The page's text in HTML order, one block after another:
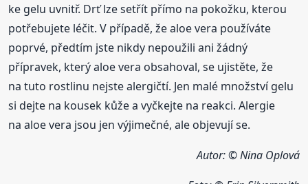
ke gelu uvnitř. Drť lze setřít přímo na pokožku, kterou
potřebujete léčit. V případě, že aloe vera používáte
poprvé, předtím jste nikdy nepoužili ani žádný
přípravek, který aloe vera obsahoval, se ujistěte, že
na tuto rostlinu nejste alergičtí. Jen malé množství gelu
si dejte na kousek kůže a vyčkejte na reakci. Alergie
na aloe vera jsou jen výjimečné, ale objevují se.
Autor: © Nina Oplová